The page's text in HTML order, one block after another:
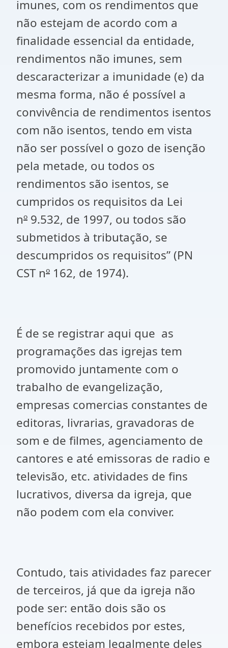
imunes, com os rendimentos que
não estejam de acordo com a
finalidade essencial da entidade,
rendimentos não imunes, sem
descaracterizar a imunidade (e) da
mesma forma, não é possível a
convivência de rendimentos isentos
com não isentos, tendo em vista
não ser possível o gozo de isenção
pela metade, ou todos os
rendimentos são isentos, se
cumpridos os requisitos da Lei
nº 9.532, de 1997, ou todos são
submetidos à tributação, se
descumpridos os requisitos” (PN
CST nº 162, de 1974).
É de se registrar aqui que as
programações das igrejas tem
promovido juntamente com o
trabalho de evangelização,
empresas comercias constantes de
editoras, livrarias, gravadoras de
som e de filmes, agenciamento de
cantores e até emissoras de radio e
televisão, etc. atividades de fins
lucrativos, diversa da igreja, que
não podem com ela conviver.
Contudo, tais atividades faz parecer
de terceiros, já que da igreja não
pode ser: então dois são os
benefícios recebidos por estes,
embora estejam legalmente deles